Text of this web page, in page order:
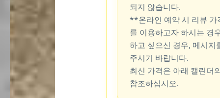
되지 않습니다.
**온라인 예약 시 리뷰 가
를 이용하고자 하시는 경
하고 싶으신 경우, 메시지
주시기 바랍니다.
최신 가격은 아래 캘린더
참조하십시오.